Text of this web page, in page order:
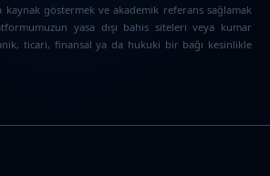
kaynak göstermek ve akademik referans sağlamak
yasa dışı bahis siteleri veya kumar
ticari, finansal ya da hukuki bir bağı kesinlikle